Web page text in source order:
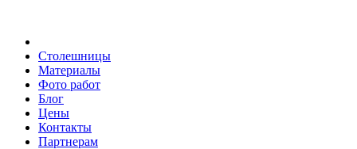
Столешницы
Материалы
Фото работ
Блог
Цены
Контакты
Партнерам